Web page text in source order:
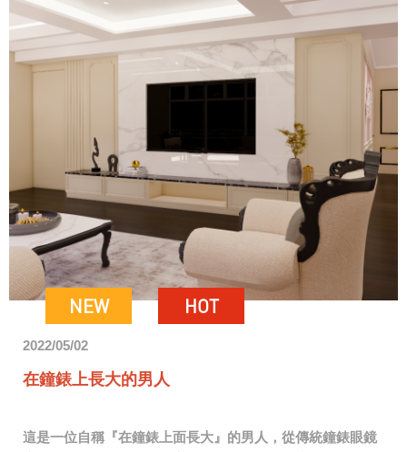
NEW HOT
2022/05/02
在鐘錶上長大的男人
這是一位自稱『在鐘錶上面長大』的男人，從傳統鐘錶眼鏡